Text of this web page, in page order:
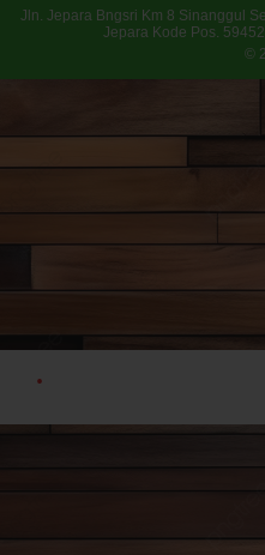
Jln. Jepara Bngsri Km 8 Sinanggul
Jepara Kode Pos.
©